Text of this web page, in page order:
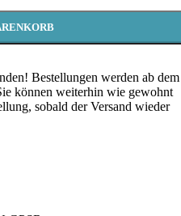
Bestellungen werden ab dem
können weiterhin wie gewohnt
sobald der Versand wieder